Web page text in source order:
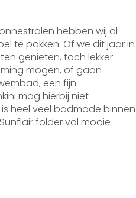
hebben wij al
te pakken. Of we dit jaar in
genieten, toch lekker
mogen, of gaan
een fijn
mag hierbij niet
heel veel badmode binnen
folder vol mooie